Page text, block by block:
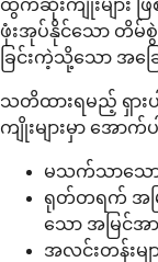
ထွက်ဆိုးကျိုးများ
ဖုံးအုပ်နိုင်သော တိမ်
ခြင်းကဲ့သို့သော အခြ
သတိထားရမည့် ရှား
ကျိုးများမှာ အော
မသက်သာသော
ရုတ်တရက် အမ
သော အမြင်အာ
အလင်းတန်းမ